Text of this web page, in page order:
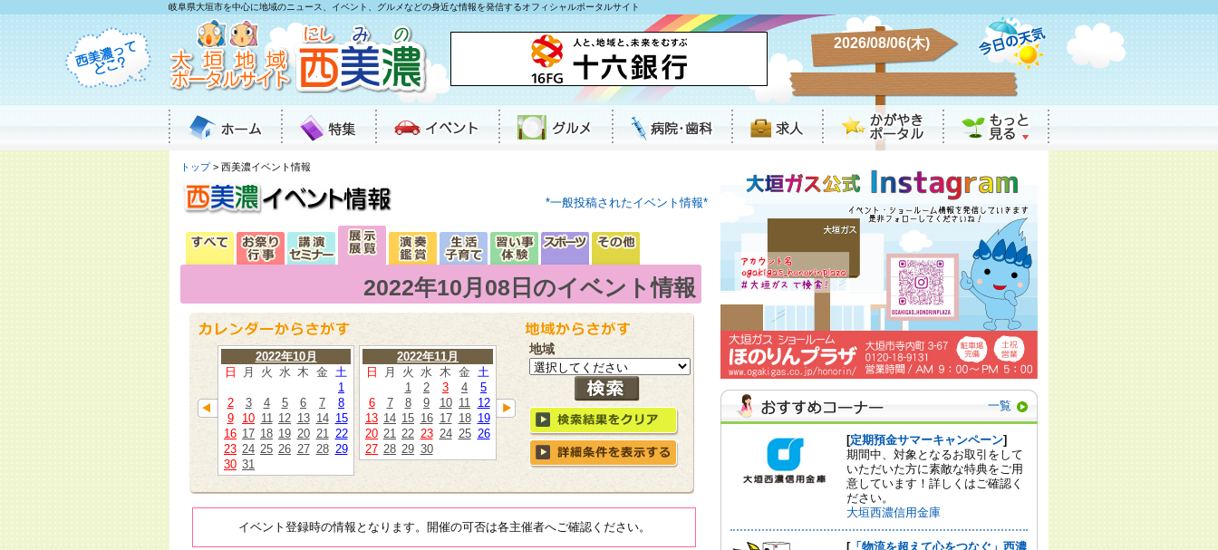
岐阜県大垣市を中心に地域のニュース、イベント、グルメなどの身近な情報を発信するオフィシャルポータルサイト
2026/08/06(木)
トップ> 西美濃イベント情報
*一般投稿されたイベント情報*
2022年10月08日のイベント情報
2022年10月
日
月 火 水 木 金 土
1
2
3 4 5 6 7
8
9
10 11 12 13 14 15
16 17 18 19 20 21 22
23 24 25 26 27 28 29
30 31
2022年11月
日
月 火 水 木 金 土
1
2 3 4
5
6
7 8 9 10 11 12
13 14 15 16 17 18 19
20 21 22 23 24 25 26
27 28 29 30
地域
イベント登録時の情報となります。開催の可否は各主催者へご確認ください。